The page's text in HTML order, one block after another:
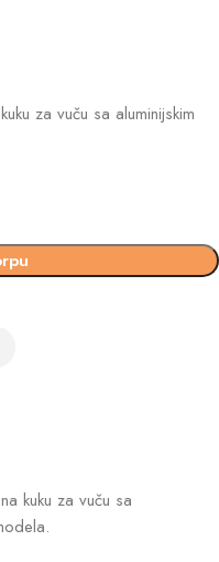
za vuču sa aluminijskim
kuku za vuču sa